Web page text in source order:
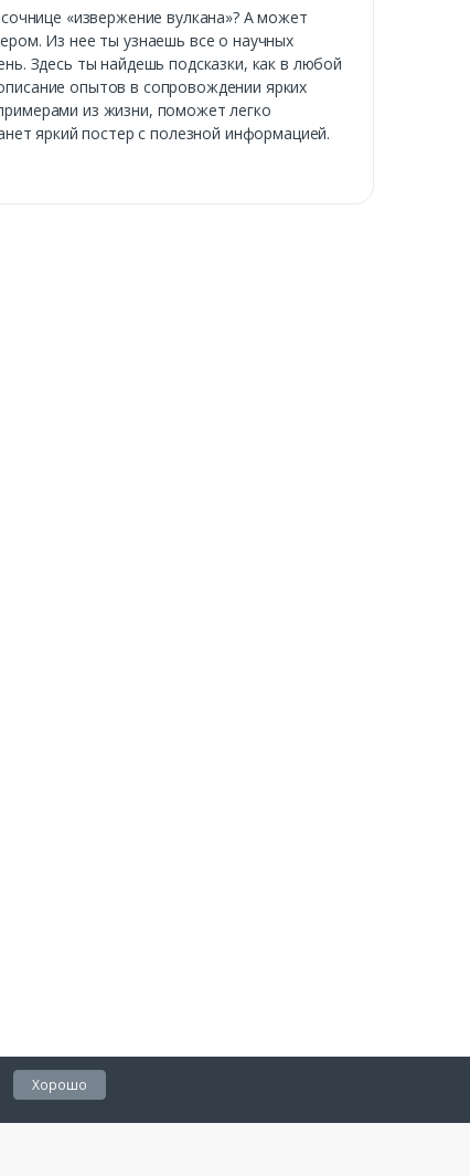
«извержение вулкана»? А может
Из нее ты узнаешь все о научных
Здесь ты найдешь подсказки, как в любой
опытов в сопровождении ярких
из жизни, поможет легко
яркий постер с полезной информацией.
Хорошо